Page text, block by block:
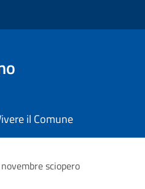
il Comune
sciopero